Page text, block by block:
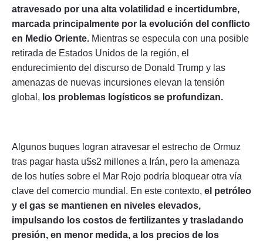
atravesado por una alta volatilidad e incertidumbre,
marcada principalmente por la evolución del conflicto
en Medio Oriente. Mientras se especula con una posible
retirada de Estados Unidos de la región, el
endurecimiento del discurso de Donald Trump y las
amenazas de nuevas incursiones elevan la tensión
global, los problemas logísticos se profundizan.
Algunos buques logran atravesar el estrecho de Ormuz
tras pagar hasta u$s2 millones a Irán, pero la amenaza
de los hutíes sobre el Mar Rojo podría bloquear otra vía
clave del comercio mundial. En este contexto, el petróleo
y el gas se mantienen en niveles elevados,
impulsando los costos de fertilizantes y trasladando
presión, en menor medida, a los precios de los